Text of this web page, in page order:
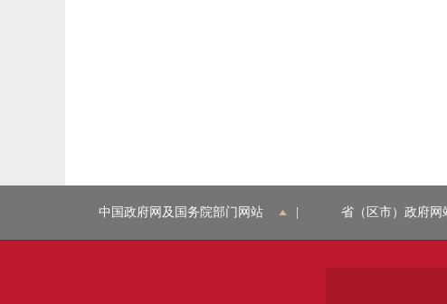
中国政府网及国务院部门网站 省（区市）政府网